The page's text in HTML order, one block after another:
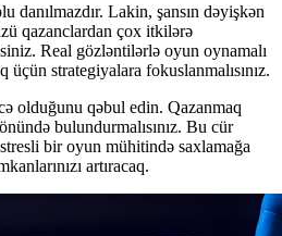
danılmazdır. Lakin, şansın dəyişkən
qazanclardan çox itkilərə
Real gözləntilərlə oyun oynamalı
üçün strategiyalara fokuslanmalısınız.
olduğunu qəbul edin. Qazanmaq
bulundurmalısınız. Bu cür
bir oyun mühitində saxlamağa
artıracaq.